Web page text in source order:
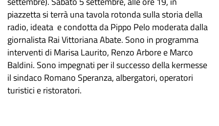
piazzetta si terrà una tavola rotonda sulla storia della
radio, ideata e condotta da Pippo Pelo moderata dalla
giornalista Rai Vittoriana Abate. Sono in programma
interventi di Marisa Laurito, Renzo Arbore e Marco
Baldini. Sono impegnati per il successo della kermesse
il sindaco Romano Speranza, albergatori, operatori
turistici e ristoratori.